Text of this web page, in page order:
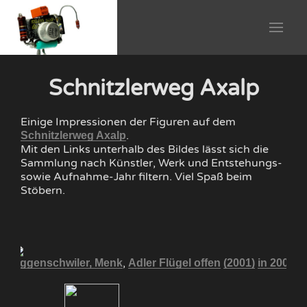
Schnitzlerweg Axalp
Einige Impressionen der Figuren auf dem
Schnitzlerweg Axalp.
Mit den Links unterhalb des Bildes lässt sich die
Sammlung nach Künstler, Werk und Entstehungs-
sowie Aufnahme-Jahr filtern. Viel Spaß beim
Stöbern.
Eggenschwiler, Menk, Adler Flügel offen (2001) in 2005